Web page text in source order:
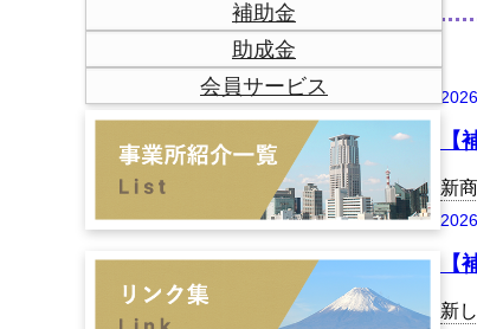
補助金
助成金
会員サービス
【
新
新